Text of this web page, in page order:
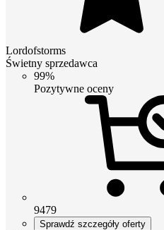
Lordofstorms
Świetny sprzedawca
99%
Pozytywne oceny
9479
Sprawdź szczegóły oferty